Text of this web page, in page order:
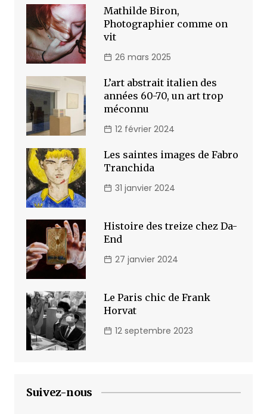
Mathilde Biron,
Photographier comme on
vit
26 mars 2025
L’art abstrait italien des
années 60-70, un art trop
méconnu
12 février 2024
Les saintes images de Fabro
Tranchida
31 janvier 2024
Histoire des treize chez Da-
End
27 janvier 2024
Le Paris chic de Frank
Horvat
12 septembre 2023
Suivez-nous